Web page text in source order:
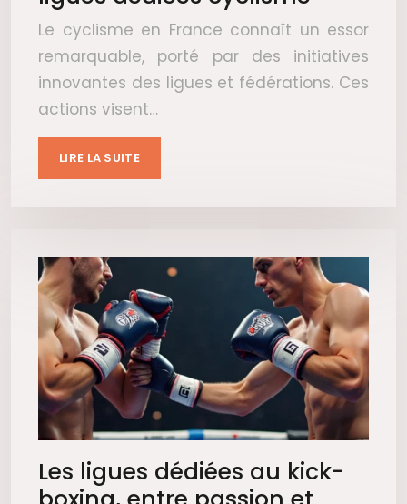
Le cyclisme en France connaît un essor
remarquable, porté par des initiatives
innovantes des ligues et fédérations. Ces
actions visent…
LIRE LA SUITE
Les ligues dédiées au kick-